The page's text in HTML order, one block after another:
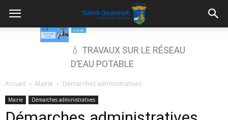
💧 TRAVAUX SUR LE RÉSEAU
D’EAU POTABLE
Accueil Mairie Démarches administratives
Mairie Démarches administratives